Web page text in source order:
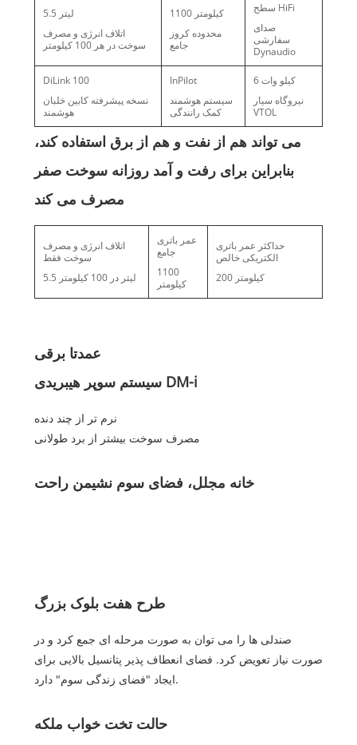
5.5 لیتر
اتلاف انرژی و مصرف
سوخت در هر 100 کیلومتر
1100 کیلومتر
محدوده کروز
جامع
سطح HiFi
صدای
سفارشی
Dynaudio
DiLink 100
نسخه پیشرفته کابین خلبان
هوشمند
InPilot
سیستم هوشمند
کمک رانندگی
6 کیلو وات
نیروگاه سیار
VTOL
می تواند هم از نفت و هم از برق استفاده کند،
بنابراین برای رفت و آمد روزانه سوخت صفر
مصرف می کند
اتلاف انرژی و مصرف
سوخت فقط
5.5 لیتر در 100 کیلومتر
عمر باتری
جامع
1100
کیلومتر
حداکثر عمر باتری
الکتریکی خالص
200 کیلومتر
عمدتا برقی
سیستم سوپر هیبریدی DM-i
نرم تر از چند دنده
مصرف سوخت بیشتر از برد طولانی
خانه مجلل، فضای سوم نشیمن راحت
طرح هفت بلوک بزرگ
صندلی ها را می توان به صورت مرحله ای جمع کرد و در
صورت نیاز تعویض کرد. فضای انعطاف پذیر پتانسیل بالایی برای
ایجاد "فضای زندگی سوم" دارد.
حالت تخت خواب ملکه